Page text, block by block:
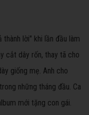
thành lời" khi lần đầu làm
cắt dây rốn, thay tã cho
giống mẹ. Anh cho
những tháng đầu. Ca
mới tặng con gái.